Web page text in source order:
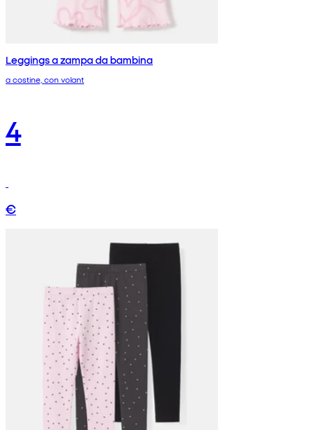
Leggings a zampa da bambina
a costine, con volant
4
€